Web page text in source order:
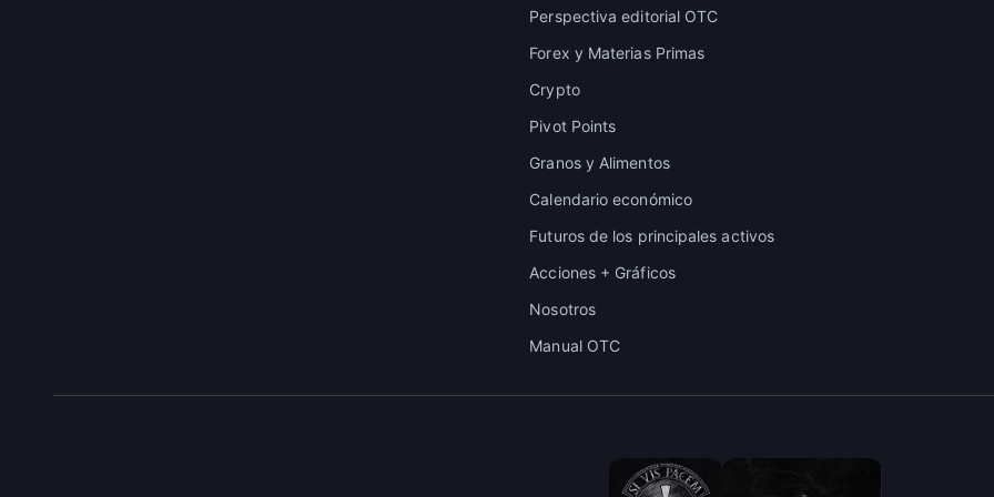
Perspectiva editorial OTC
Forex y Materias Primas
Crypto
Pivot Points
Granos y Alimentos
Calendario económico
Futuros de los principales activos
Acciones + Gráficos
Nosotros
Manual OTC